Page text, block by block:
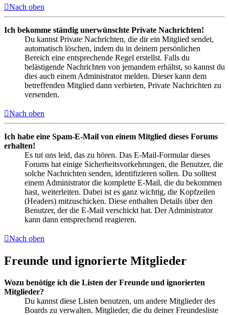
Nach oben
Ich bekomme ständig unerwünschte Private Nachrichten!
Du kannst Private Nachrichten, die dir ein Mitglied sendet,
automatisch löschen, indem du in deinem persönlichen
Bereich eine entsprechende Regel erstellst. Falls du
belästigende Nachrichten von jemandem erhältst, so kannst du
dies auch einem Administrator melden. Dieser kann dem
betreffenden Mitglied dann verbieten, Private Nachrichten zu
versenden.
Nach oben
Ich habe eine Spam-E-Mail von einem Mitglied dieses Forums
erhalten!
Es tut uns leid, das zu hören. Das E-Mail-Formular dieses
Forums hat einige Sicherheitsvorkehrungen, die Benutzer, die
solche Nachrichten senden, identifizieren sollen. Du solltest
einem Administrator die komplette E-Mail, die du bekommen
hast, weiterleiten. Dabei ist es ganz wichtig, die Kopfzeilen
(Headers) mitzuschicken. Diese enthalten Details über den
Benutzer, der die E-Mail verschickt hat. Der Administrator
kann dann entsprechend reagieren.
Nach oben
Freunde und ignorierte Mitglieder
Wozu benötige ich die Listen der Freunde und ignorierten
Mitglieder?
Du kannst diese Listen benutzen, um andere Mitglieder des
Boards zu verwalten. Mitglieder, die du deiner Freundesliste